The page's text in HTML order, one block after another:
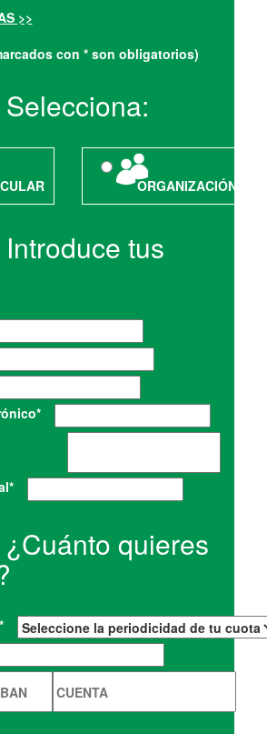
>>
con * son obligatorios)
ORGANIZACIÓN
tus
*
*
quieres
*